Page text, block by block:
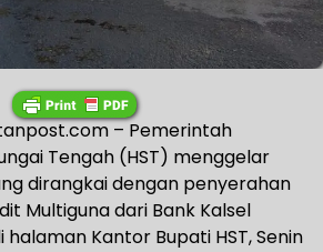
– Pemerintah
Tengah (HST) menggelar
dirangkai dengan penyerahan
Multiguna dari Bank Kalsel
Kantor Bupati HST, Senin